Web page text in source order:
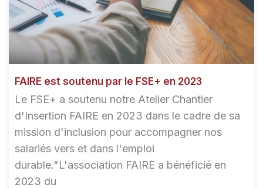
FAIRE est soutenu par le FSE+ en 2023
Le FSE+ a soutenu notre Atelier Chantier
d'Insertion FAIRE en 2023 dans le cadre de sa
mission d'inclusion pour accompagner nos
salariés vers et dans l'emploi
durable."L'association FAIRE a bénéficié en
2023 du